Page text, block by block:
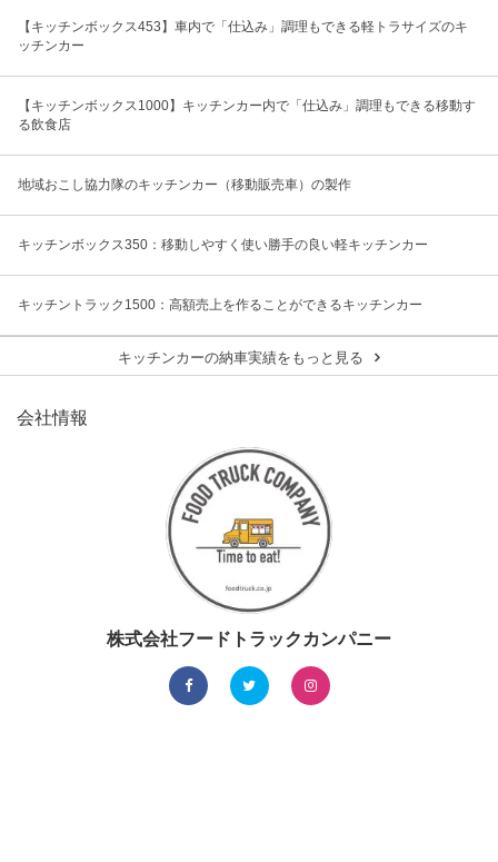
【キッチンボックス453】車内で「仕込み」調理もできる軽トラサイズのキ
ッチンカー
【キッチンボックス1000】キッチンカー内で「仕込み」調理もできる移動す
る飲食店
地域おこし協力隊のキッチンカー（移動販売車）の製作
キッチンボックス350：移動しやすく使い勝手の良い軽キッチンカー
キッチントラック1500：高額売上を作ることができるキッチンカー
キッチンカーの納車実績をもっと見る
会社情報
株式会社フードトラックカンパニー